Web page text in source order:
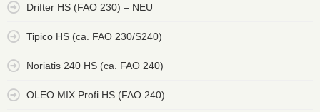
Drifter HS (FAO 230) – NEU
Tipico HS (ca. FAO 230/S240)
Noriatis 240 HS (ca. FAO 240)
OLEO MIX Profi HS (FAO 240)